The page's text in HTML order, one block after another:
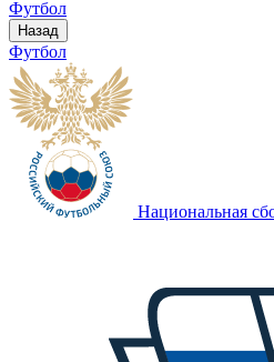
Футбол
Назад
Футбол
Национальная